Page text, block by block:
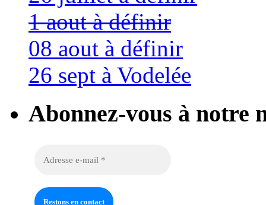
1 aout à définir
08 aout à définir
26 sept à Vodelée
Abonnez-vous à notre